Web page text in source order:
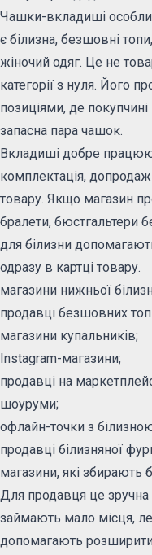
Чашки-вкладиші
є білизна, безшовні
жіночий одяг. Це не
категорії з нуля. Його
позиціями, де
запасна пара чашок.
Вкладиші добре
комплектація,
товару. Якщо магазин
бралети, бюстгальтери
для білизни
одразу в картці товару.
магазини нижньої
продавці безшовних
магазини купальників;
Instagram-магазини;
продавці на
шоуруми;
офлайн-точки з
продавці білизняної
магазини, які збирають
Для продавця це зручна
займають мало місця,
допомагають